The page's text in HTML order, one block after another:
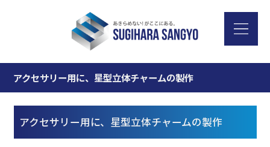
アクセサリー用に、星型立体チャームの製作
アクセサリー用に、星型立体チャームの製作